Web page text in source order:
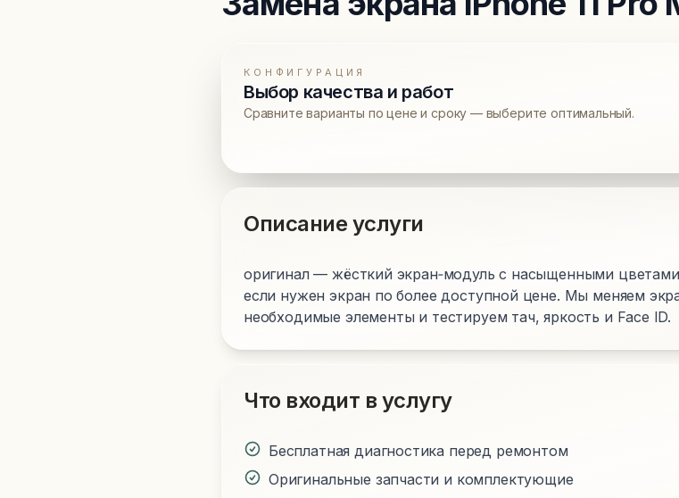
КОНФИГУРАЦИЯ
Выбор качества и работ
Сравните варианты по цене и сроку — выберите оптимальный.
Описание услуги
оригинал — жёсткий экран‑модуль с насыщенными
если нужен экран по более доступной цене. Мы меняем
необходимые элементы и тестируем тач, яркость и Face ID.
Что входит в услугу
Бесплатная диагностика перед ремонтом
Оригинальные запчасти и комплектующие